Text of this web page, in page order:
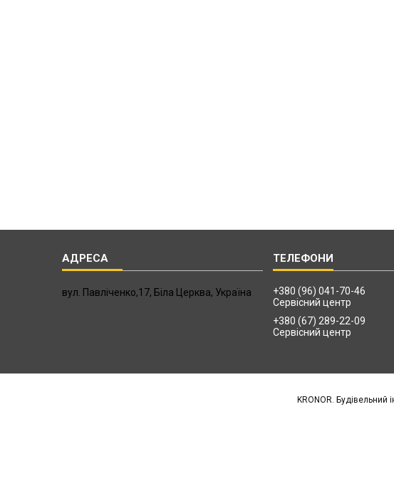
вул. Павліченко,17, Біла Церква, Україна
+380 (96) 041-70-46
Сервісний центр
+380 (67) 289-22-09
Сервісний центр